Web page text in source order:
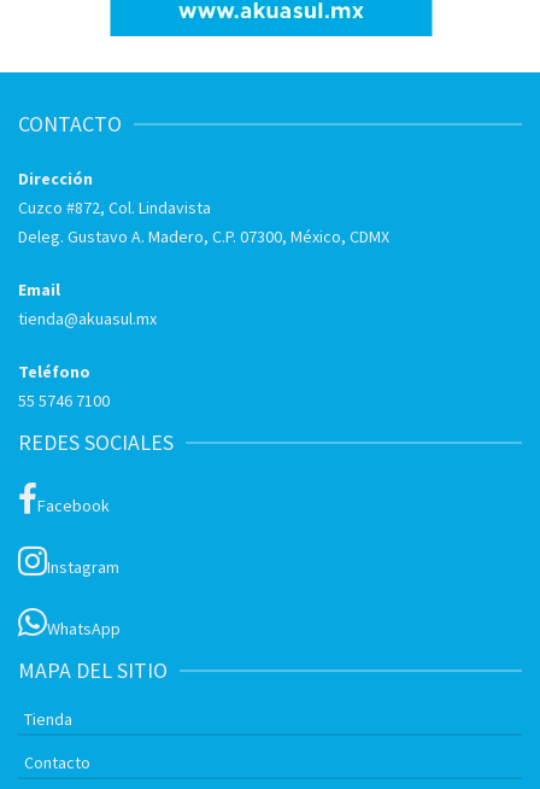
CONTACTO
Dirección
Cuzco #872, Col. Lindavista
Deleg. Gustavo A. Madero, C.P. 07300, México, CDMX
Email
tienda@akuasul.mx
Teléfono
55 5746 7100
REDES SOCIALES
Facebook
Instagram
WhatsApp
MAPA DEL SITIO
Tienda
Contacto